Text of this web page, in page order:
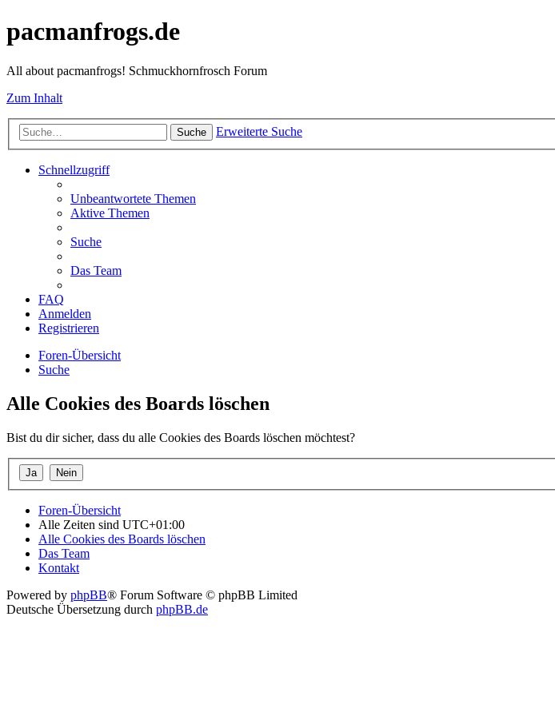
pacmanfrogs.de
All about pacmanfrogs! Schmuckhornfrosch Forum
Zum Inhalt
Suche Erweiterte Suche
Schnellzugriff
Unbeantwortete Themen
Aktive Themen
Suche
Das Team
FAQ
Anmelden
Registrieren
Foren-Übersicht
Suche
Alle Cookies des Boards löschen
Bist du dir sicher, dass du alle Cookies des Boards löschen möchtest?
Foren-Übersicht
Alle Zeiten sind UTC+01:00
Alle Cookies des Boards löschen
Das Team
Kontakt
Powered by phpBB® Forum Software © phpBB Limited
Deutsche Übersetzung durch phpBB.de